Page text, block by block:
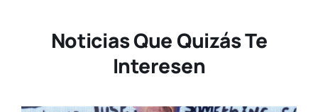
Noticias Que Quizás Te
Interesen